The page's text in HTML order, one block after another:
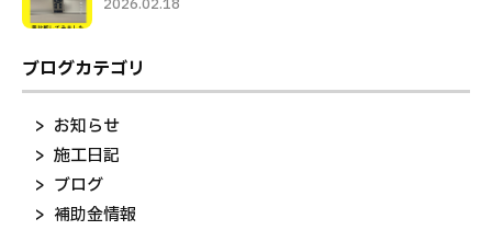
2026.02.18
ブログカテゴリ
お知らせ
施工日記
ブログ
補助金情報